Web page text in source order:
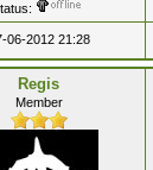
06-2012 21:28
Regis
Member